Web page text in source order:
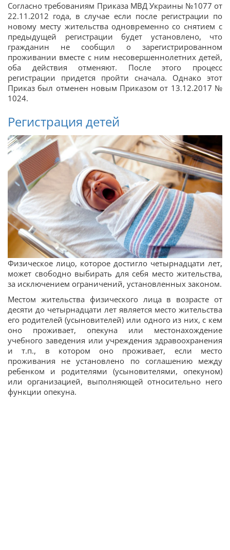
Согласно требованиям Приказа МВД Украины №1077 от
22.11.2012 года, в случае если после регистрации по
новому месту жительства одновременно со снятием с
предыдущей регистрации будет установлено, что
гражданин не сообщил о зарегистрированном
проживании вместе с ним несовершеннолетних детей,
оба действия отменяют. После этого процесс
регистрации придется пройти сначала. Однако этот
Приказ был отменен новым Приказом от 13.12.2017 №
1024.
Регистрация детей
Физическое лицо, которое достигло четырнадцати лет,
может свободно выбирать для себя место жительства,
за исключением ограничений, установленных законом.
Местом жительства физического лица в возрасте от
десяти до четырнадцати лет является место жительства
его родителей (усыновителей) или одного из них, с кем
оно проживает, опекуна или местонахождение
учебного заведения или учреждения здравоохранения
и т.п., в котором оно проживает, если место
проживания не установлено по соглашению между
ребенком и родителями (усыновителями, опекуном)
или организацией, выполняющей относительно него
функции опекуна.